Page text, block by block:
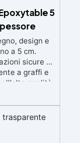
5
design e
a 5 cm.
sicure e
a graffi e
qualità
bolle
atossica,
il contatto